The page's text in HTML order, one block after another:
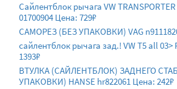
Сайлентблок рычага VW
01700904 Цена: 729₽
САМОРЕЗ (БЕЗ УПАКОВКИ) VAG
сайлентблок рычага зад.! VW T5 all 03>
1393₽
ВТУЛКА (САЙЛЕНТБЛОК) ЗАДНЕГО
УПАКОВКИ) HANSE hr822061 Цена: 242₽